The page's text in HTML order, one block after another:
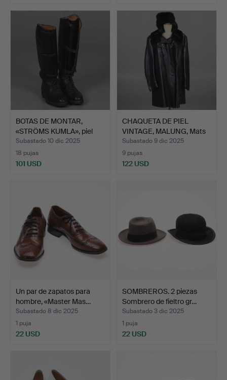
BOTAS DE MONTAR,
«STRÖMS KUMLA», piel
negr…
Subastado 10 dic 2025
18 pujas
101 USD
CHAQUETA DE PIEL
VINTAGE, MALUNG, Mats
Lar…
Subastado 9 dic 2025
9 pujas
122 USD
Un par de zapatos para
hombre, «Master Mas…
Subastado 8 dic 2025
1 puja
22 USD
SOMBREROS. 2 piezas
Sombrero de fieltro gr…
Subastado 3 dic 2025
1 puja
22 USD